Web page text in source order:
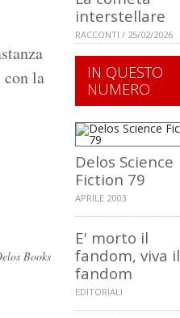
la
Books
interstellare
RACCONTI / 25/02/2026
IN QUESTO
NUMERO
Delos Science
Fiction 79
APRILE 2003
E' morto il
fandom, viva il
fandom
EDITORIALI